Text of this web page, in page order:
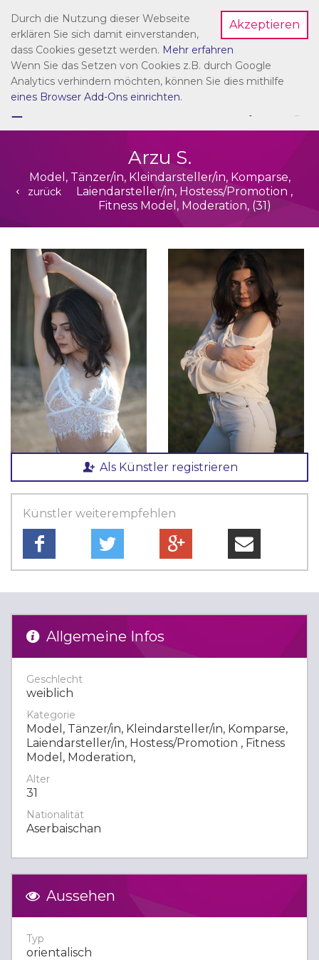
Dein Account
☰
Arzu S.
zurück
Model, Tänzer/in, Kleindarsteller/in, Komparse,
Laiendarsteller/in, Hostess/Promotion ,
Fitness Model, Moderation, (31)
Als Künstler registrieren
Künstler weiterempfehlen
Allgemeine Infos
Geschlecht
weiblich
Kategorie
Model, Tänzer/in, Kleindarsteller/in, Komparse,
Laiendarsteller/in, Hostess/Promotion , Fitness
Model, Moderation,
Alter
31
Nationalität
Aserbaischan
Aussehen
Typ
orientalisch
Akzeptieren
Durch die Nutzung dieser Webseite
erklären Sie sich damit einverstanden,
dass Cookies gesetzt werden. Mehr erfahren
Wenn Sie das Setzen von Cookies z.B. durch Google
Analytics verhindern möchten, können Sie dies mithilfe
eines Browser Add-Ons einrichten.